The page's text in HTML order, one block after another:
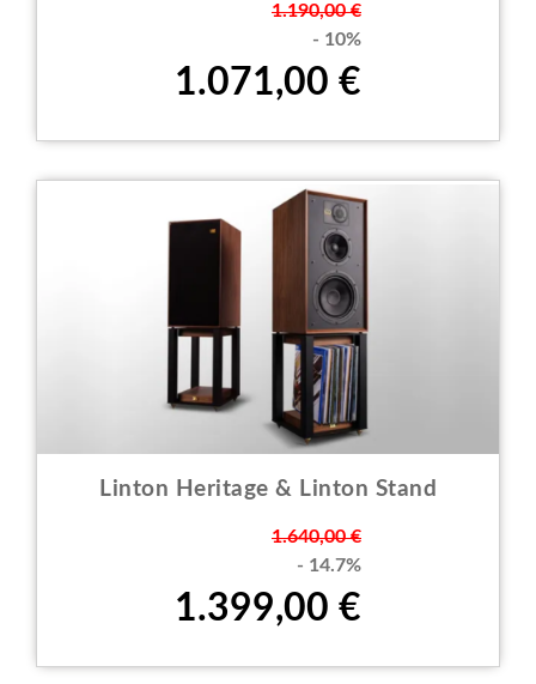
1.190,00 €
- 10%
1.071,00 €
Linton Heritage & Linton Stand
1.640,00 €
- 14.7%
1.399,00 €